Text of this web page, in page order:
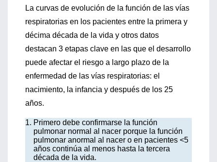
La curvas de evolución de la función de las vías
respiratorias en los pacientes entre la primera y
décima década de la vida y otros datos
destacan 3 etapas clave en las que el desarrollo
puede afectar el riesgo a largo plazo de la
enfermedad de las vías respiratorias: el
nacimiento, la infancia y después de los 25
años.
Primero debe confirmarse la función
pulmonar normal al nacer porque la función
pulmonar anormal al nacer o en pacientes <5
años continúa al menos hasta la tercera
década de la vida.